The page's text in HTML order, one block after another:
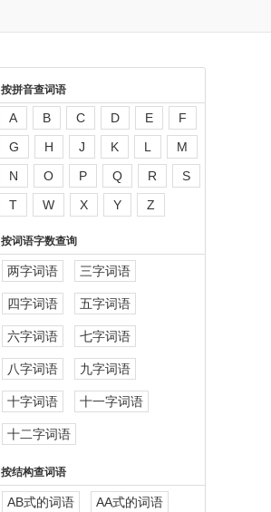
按拼音查词语
A B C D E
F
G
H J K L
M
N
O P Q R
S
T
W X Y Z
按词语字数查询
两字词语 三字词语
四字词语 五字词语
六字词语 七字词语
八字词语 九字词语
十字词语 十一字词语
十二字词语
按结构查词语
AB式的词语 AA式的词语